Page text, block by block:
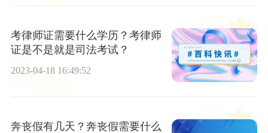
考律师证需要什么学历？考律师
证是不是就是司法考试？
2023-04-18 16:49:52
奔丧假有几天？奔丧假需要什么